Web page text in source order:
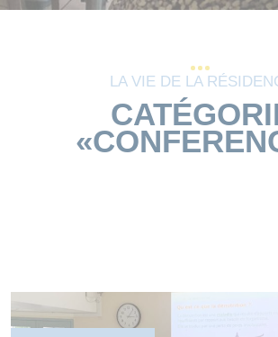
LA VIE DE LA